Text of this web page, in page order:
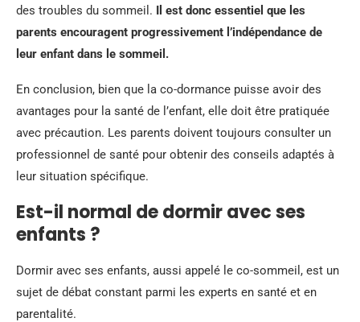
des troubles du sommeil. Il est donc essentiel que les
parents encouragent progressivement l’indépendance de
leur enfant dans le sommeil.
En conclusion, bien que la co-dormance puisse avoir des
avantages pour la santé de l’enfant, elle doit être pratiquée
avec précaution. Les parents doivent toujours consulter un
professionnel de santé pour obtenir des conseils adaptés à
leur situation spécifique.
Est-il normal de dormir avec ses
enfants ?
Dormir avec ses enfants, aussi appelé le co-sommeil, est un
sujet de débat constant parmi les experts en santé et en
parentalité.